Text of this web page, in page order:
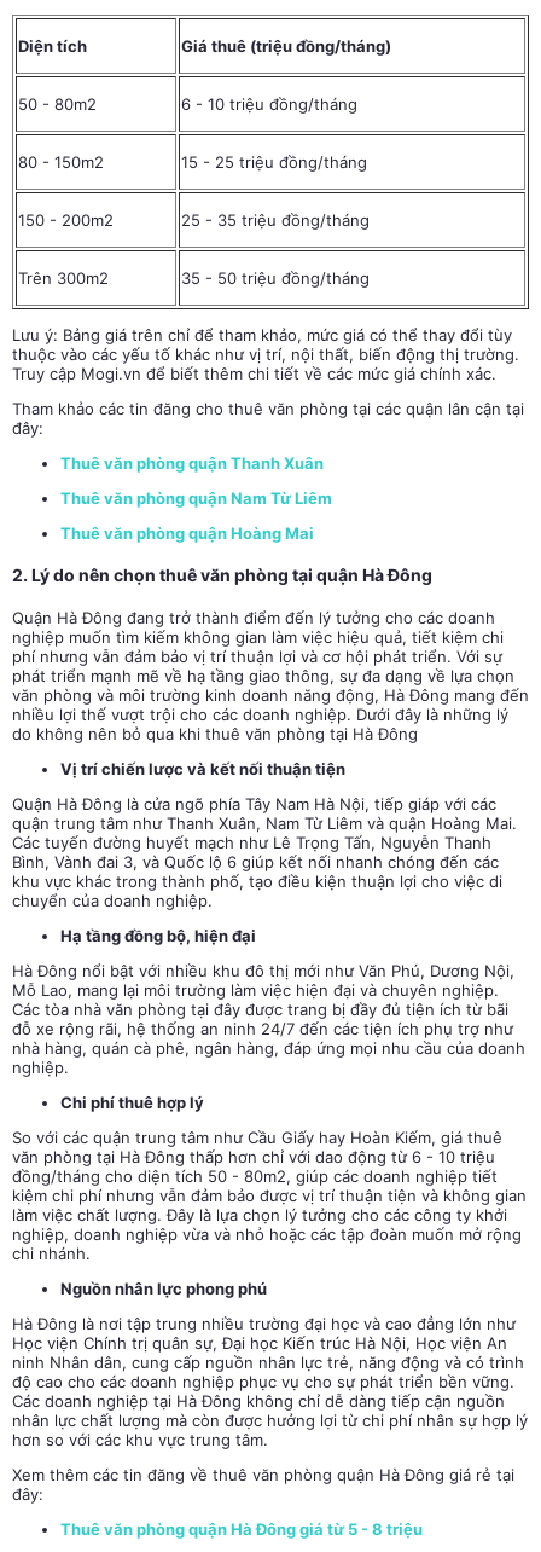
Diện tích Giá thuê (triệu đồng/tháng)
50 - 80m2 6 - 10 triệu đồng/tháng
80 - 150m2 15 - 25 triệu đồng/tháng
150 - 200m2 25 - 35 triệu đồng/tháng
Trên 300m2 35 - 50 triệu đồng/tháng
Lưu ý: Bảng giá trên chỉ để tham khảo, mức giá có thể thay đổi tùy
thuộc vào các yếu tố khác như vị trí, nội thất, biến động thị trường.
Truy cập Mogi.vn để biết thêm chi tiết về các mức giá chính xác.
Tham khảo các tin đăng cho thuê văn phòng tại các quận lân cận tại
đây:
Thuê văn phòng quận Thanh Xuân
Thuê văn phòng quận Nam Từ Liêm
Thuê văn phòng quận Hoàng Mai
2. Lý do nên chọn thuê văn phòng tại quận Hà Đông
Quận Hà Đông đang trở thành điểm đến lý tưởng cho các doanh
nghiệp muốn tìm kiếm không gian làm việc hiệu quả, tiết kiệm chi
phí nhưng vẫn đảm bảo vị trí thuận lợi và cơ hội phát triển. Với sự
phát triển mạnh mẽ về hạ tầng giao thông, sự đa dạng về lựa chọn
văn phòng và môi trường kinh doanh năng động, Hà Đông mang đến
nhiều lợi thế vượt trội cho các doanh nghiệp. Dưới đây là những lý
do không nên bỏ qua khi thuê văn phòng tại Hà Đông
Vị trí chiến lược và kết nối thuận tiện
Quận Hà Đông là cửa ngõ phía Tây Nam Hà Nội, tiếp giáp với các
quận trung tâm như Thanh Xuân, Nam Từ Liêm và quận Hoàng Mai.
Các tuyến đường huyết mạch như Lê Trọng Tấn, Nguyễn Thanh
Bình, Vành đai 3, và Quốc lộ 6 giúp kết nối nhanh chóng đến các
khu vực khác trong thành phố, tạo điều kiện thuận lợi cho việc di
chuyển của doanh nghiệp.
Hạ tầng đồng bộ, hiện đại
Hà Đông nổi bật với nhiều khu đô thị mới như Văn Phú, Dương Nội,
Mỗ Lao, mang lại môi trường làm việc hiện đại và chuyên nghiệp.
Các tòa nhà văn phòng tại đây được trang bị đầy đủ tiện ích từ bãi
đỗ xe rộng rãi, hệ thống an ninh 24/7 đến các tiện ích phụ trợ như
nhà hàng, quán cà phê, ngân hàng, đáp ứng mọi nhu cầu của doanh
nghiệp.
Chi phí thuê hợp lý
So với các quận trung tâm như Cầu Giấy hay Hoàn Kiếm, giá thuê
văn phòng tại Hà Đông thấp hơn chỉ với dao động từ 6 - 10 triệu
đồng/tháng cho diện tích 50 - 80m2, giúp các doanh nghiệp tiết
kiệm chi phí nhưng vẫn đảm bảo được vị trí thuận tiện và không gian
làm việc chất lượng. Đây là lựa chọn lý tưởng cho các công ty khởi
nghiệp, doanh nghiệp vừa và nhỏ hoặc các tập đoàn muốn mở rộng
chi nhánh.
Nguồn nhân lực phong phú
Hà Đông là nơi tập trung nhiều trường đại học và cao đẳng lớn như
Học viện Chính trị quân sự, Đại học Kiến trúc Hà Nội, Học viện An
ninh Nhân dân, cung cấp nguồn nhân lực trẻ, năng động và có trình
độ cao cho các doanh nghiệp phục vụ cho sự phát triển bền vững.
Các doanh nghiệp tại Hà Đông không chỉ dễ dàng tiếp cận nguồn
nhân lực chất lượng mà còn được hưởng lợi từ chi phí nhân sự hợp lý
hơn so với các khu vực trung tâm.
Xem thêm các tin đăng về thuê văn phòng quận Hà Đông giá rẻ tại
đây:
Thuê văn phòng quận Hà Đông giá từ 5 - 8 triệu